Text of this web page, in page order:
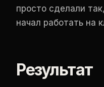
просто сделали
начал работать на
Результат